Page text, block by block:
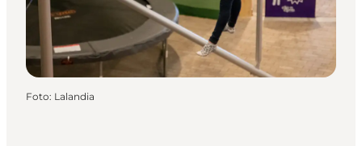
Foto: Lalandia